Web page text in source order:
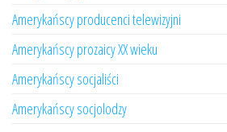
Amerykańscy producenci telewizyjni
Amerykańscy prozaicy XX wieku
Amerykańscy socjaliści
Amerykańscy socjolodzy